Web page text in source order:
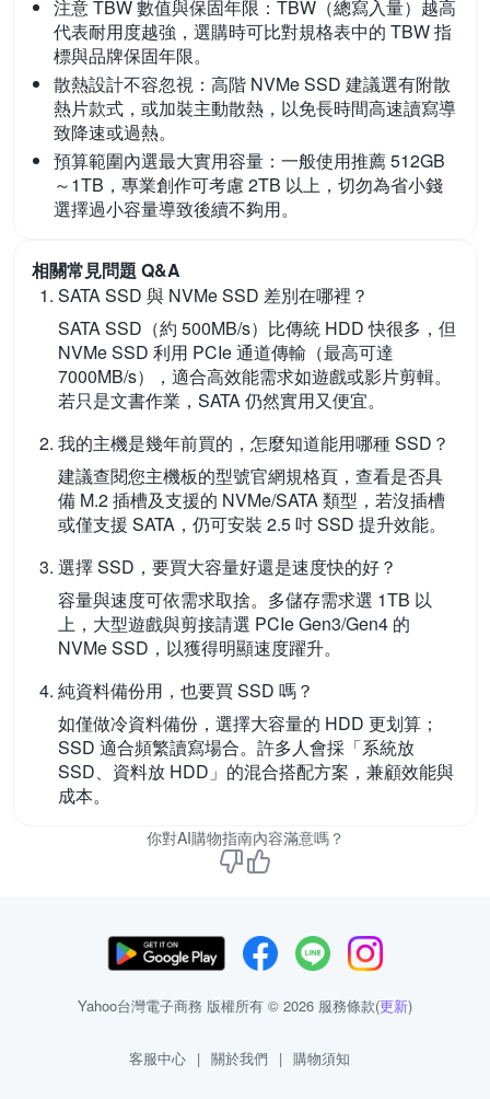
注意 TBW 數值與保固年限： TBW（總寫入量）越高
代表耐用度越強，選購時可比對規格表中的 TBW 指
標與品牌保固年限。
散熱設計不容忽視： 高階 NVMe SSD 建議選有附散
熱片款式，或加裝主動散熱，以免長時間高速讀寫導
致降速或過熱。
預算範圍內選最大實用容量： 一般使用推薦 512GB
～1TB，專業創作可考慮 2TB 以上，切勿為省小錢
選擇過小容量導致後續不夠用。
相關常見問題 Q&A
SATA SSD 與 NVMe SSD 差別在哪裡？
SATA SSD（約 500MB/s）比傳統 HDD 快很多，但
NVMe SSD 利用 PCIe 通道傳輸（最高可達
7000MB/s），適合高效能需求如遊戲或影片剪輯。
若只是文書作業，SATA 仍然實用又便宜。
我的主機是幾年前買的，怎麼知道能用哪種 SSD？
建議查閱您主機板的型號官網規格頁，查看是否具
備 M.2 插槽及支援的 NVMe/SATA 類型，若沒插槽
或僅支援 SATA，仍可安裝 2.5 吋 SSD 提升效能。
選擇 SSD，要買大容量好還是速度快的好？
容量與速度可依需求取捨。多儲存需求選 1TB 以
上，大型遊戲與剪接請選 PCIe Gen3/Gen4 的
NVMe SSD，以獲得明顯速度躍升。
純資料備份用，也要買 SSD 嗎？
如僅做冷資料備份，選擇大容量的 HDD 更划算；
SSD 適合頻繁讀寫場合。許多人會採「系統放
SSD、資料放 HDD」的混合搭配方案，兼顧效能與
成本。
你對AI購物指南內容滿意嗎？
Yahoo台灣電子商務 版權所有 © 2026 服務條款(更新)
客服中心 | 關於我們 | 購物須知